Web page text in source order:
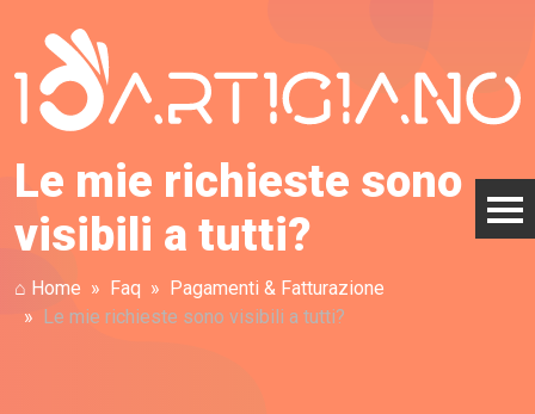
Le mie richieste sono
visibili a tutti?
⌂ Home Faq
Pagamenti & Fatturazione
Le mie richieste sono visibili a tutti?